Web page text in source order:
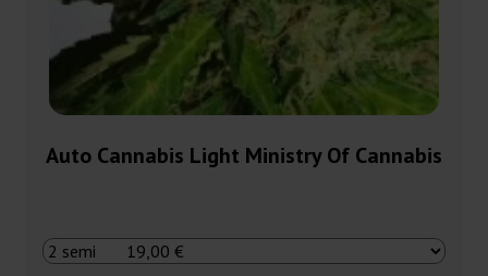
Auto Cannabis Light Ministry Of Cannabis